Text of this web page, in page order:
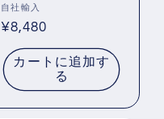
販
売
自社輸入
通
常
価
格
¥8,480
カートに追加す
る